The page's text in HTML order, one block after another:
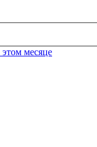
этом месяце